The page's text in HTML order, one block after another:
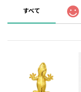
すべて